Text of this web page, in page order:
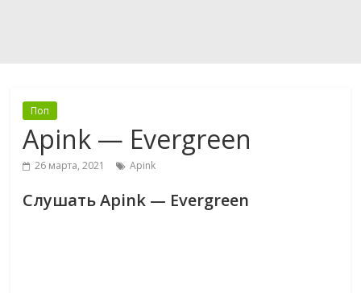
Поп
Apink — Evergreen
26 марта, 2021 Apink
Слушать Apink — Evergreen